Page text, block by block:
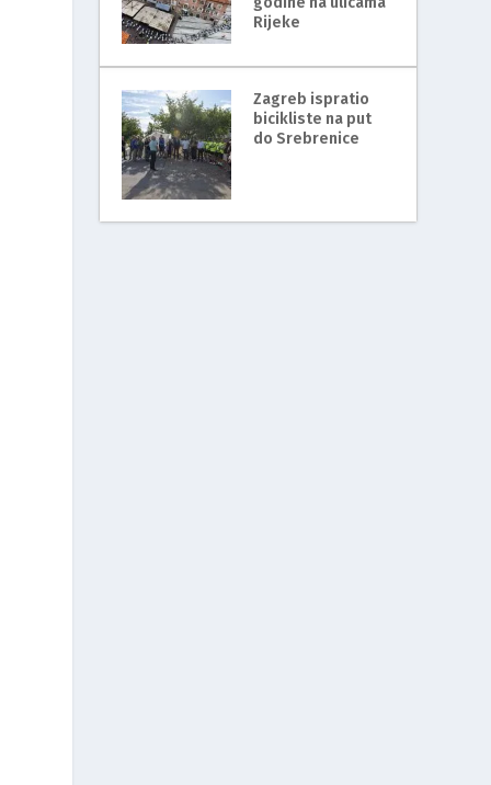
Rijeke
Zagreb ispratio
bicikliste na put
do Srebrenice